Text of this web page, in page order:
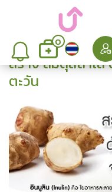
0
สร้าง สมดุลลำไ
ตะวัน